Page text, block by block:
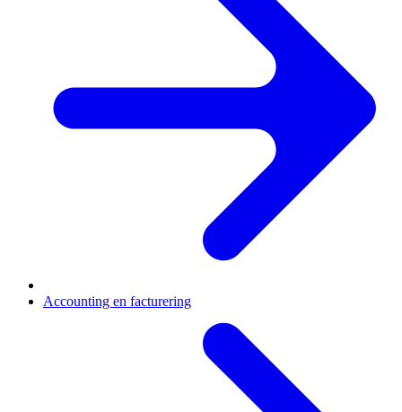
Accounting en facturering